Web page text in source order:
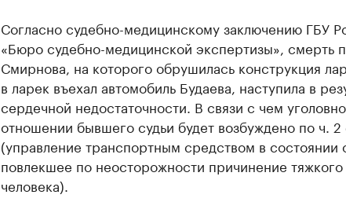
Согласно судебно-медицинскому заключению ГБУ
«Бюро судебно-медицинской экспертизы», смерть
Смирнова, на которого обрушилась конструкция
в ларек въехал автомобиль Будаева, наступила в
сердечной недостаточности. В связи с чем
отношении бывшего судьи будет возбуждено по ч.
(управление транспортным средством в состоянии
повлекшее по неосторожности причинение
человека).